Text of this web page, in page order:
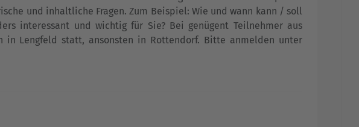
und inhaltliche Fragen. Zum Beispiel: Wie und wann kann / soll
interessant und wichtig für Sie? Bei genügent Teilnehmer aus
in Lengfeld statt, ansonsten in Rottendorf. Bitte anmelden unter